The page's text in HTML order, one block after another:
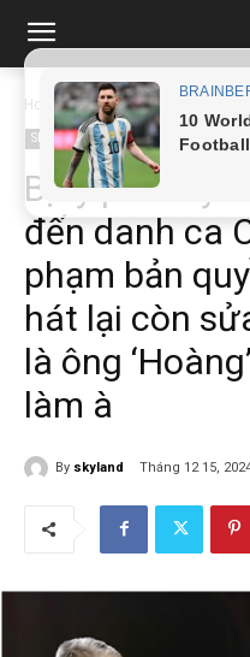
Home Showbiz Bị tỷ phú Mỹ
Showbiz
Bị tỷ phú Mỹ
đến danh ca
phạm bản
hát lại còn
là ông
làm à
By skyland Tháng 12 15,